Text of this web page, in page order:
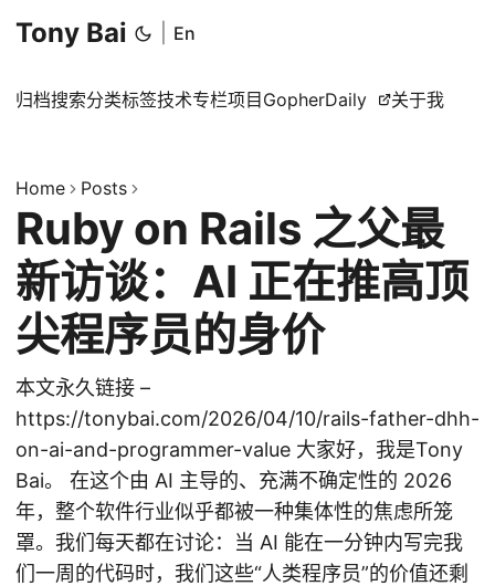
Tony Bai En
归档搜索分类标签技术专栏项目 GopherDaily 关于我
Home Posts
Ruby on Rails 之父最
新访谈：AI 正在推高顶
尖程序员的身价
本文永久链接 –
https://tonybai.com/2026/04/10/rails-father-dhh-
on-ai-and-programmer-value 大家好，我是Tony
Bai。 在这个由 AI 主导的、充满不确定性的 2026
年，整个软件行业似乎都被一种集体性的焦虑所笼
罩。我们每天都在讨论：当 AI 能在一分钟内写完我
们一周的代码时，我们这些“人类程序员”的价值还剩